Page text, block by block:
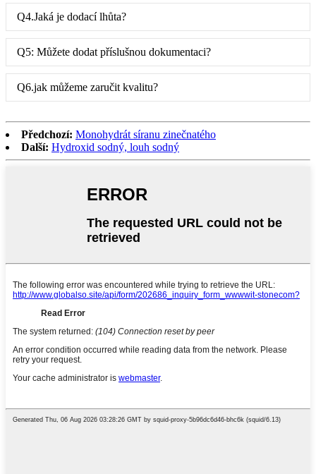
Q5: Můžete dodat příslušnou dokumentaci?
Q6.jak můžeme zaručit kvalitu?
Další: Hydroxid sodný, louh sodný